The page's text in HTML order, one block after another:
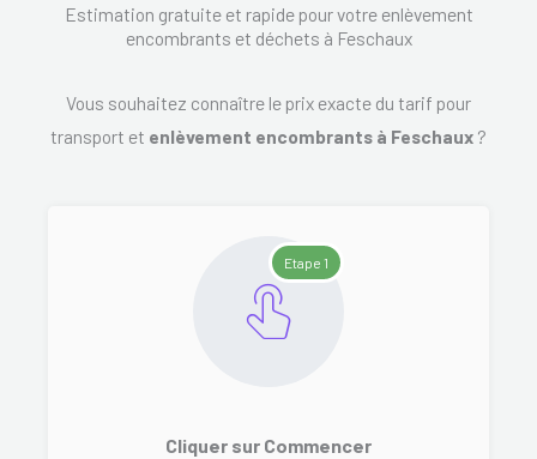
Estimation gratuite et rapide pour votre enlèvement
encombrants et déchets à Feschaux
Vous souhaitez connaître le prix exacte du tarif pour
transport et enlèvement encombrants à Feschaux ?
Etape 1
Cliquer sur Commencer